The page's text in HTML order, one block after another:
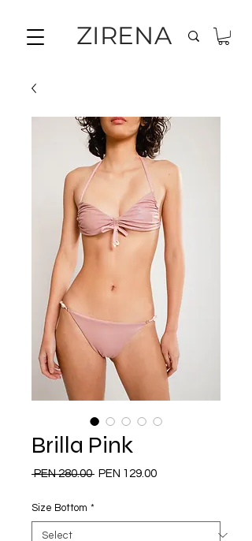
ZIRENA
Brilla Pink
PEN 280.00 Regular
PEN 129.00Sale
Size Bottom *